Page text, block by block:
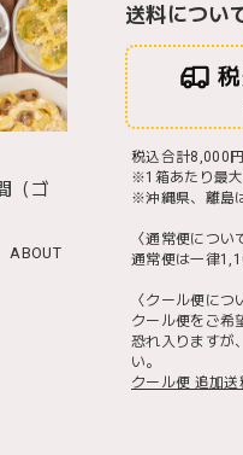
（ゴ
ABOUT
送料につい
税込合計8,000
※1箱あたり最
※沖縄県、離島
〈通常便につい
通常便は一律
〈クール便につ
クール便をご希
恐れ入りますが
い。
クール便 追加